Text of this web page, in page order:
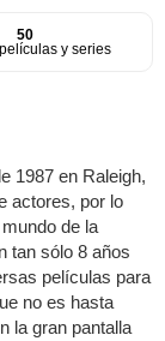
50
y series
1987 en Raleigh,
actores, por lo
de la
tan sólo 8 años
películas para
no es hasta
la gran pantalla